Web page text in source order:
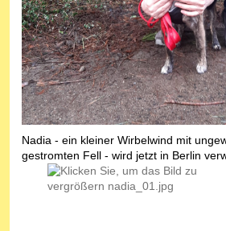
Nadia - ein kleiner Wirbelwind mit
gestromten Fell - wird jetzt in Berlin